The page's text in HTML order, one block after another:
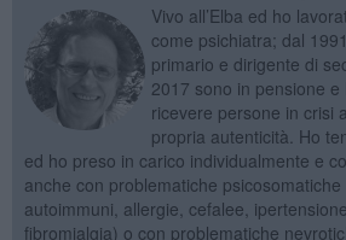
Vivo all’Elba ed ho
come psichiatra; dal
primario e dirigente di
2017 sono in pensione
ricevere persone in crisi
propria autenticità. Ho
ed ho preso in carico individualmente e
anche con problematiche
autoimmuni, allergie, cefalee,
fibromialgia) o con problematiche